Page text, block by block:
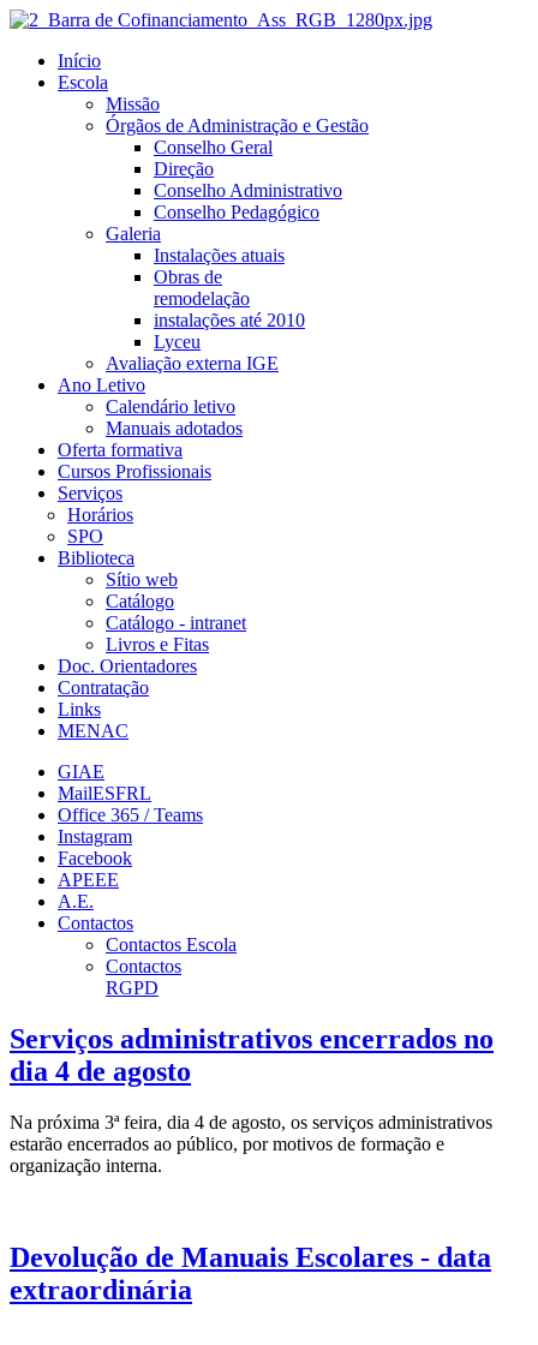
Início
Escola
Missão
Órgãos de Administração e Gestão
Conselho Geral
Direção
Conselho Administrativo
Conselho Pedagógico
Galeria
Instalações atuais
Obras de
remodelação
instalações até 2010
Lyceu
Avaliação externa IGE
Ano Letivo
Calendário letivo
Manuais adotados
Oferta formativa
Cursos Profissionais
Serviços
Horários
SPO
Biblioteca
Sítio web
Catálogo
Catálogo - intranet
Livros e Fitas
Doc. Orientadores
Contratação
Links
MENAC
GIAE
MailESFRL
Office 365 / Teams
Instagram
Facebook
APEEE
A.E.
Contactos
Contactos Escola
Contactos
RGPD
Serviços administrativos encerrados no
dia 4 de agosto
Na próxima 3ª feira, dia 4 de agosto, os serviços administrativos
estarão encerrados ao público, por motivos de formação e
organização interna.
Devolução de Manuais Escolares - data
extraordinária